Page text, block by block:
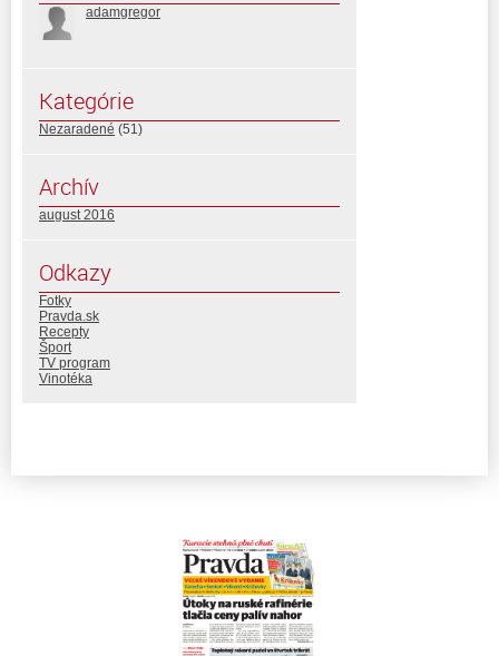
adamgregor
Kategórie
Nezaradené (51)
Archív
august 2016
Odkazy
Fotky
Pravda.sk
Recepty
Šport
TV program
Vinotéka